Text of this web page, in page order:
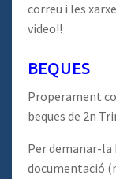
correu i les
video!!
BEQUES
Properament
beques de 2n
Per demanar-la
documentació